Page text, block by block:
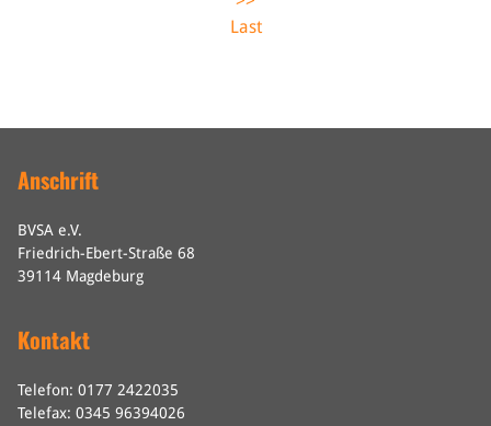
Last
Anschrift
BVSA e.V.
Friedrich-Ebert-Straße 68
39114 Magdeburg
Kontakt
Telefon: 0177 2422035
Telefax: 0345 96394026